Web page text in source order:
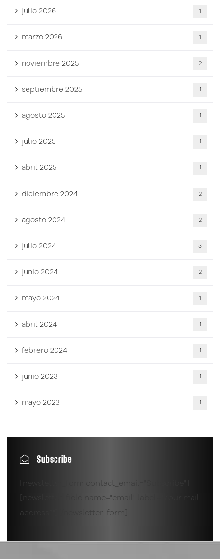
julio 2026 1
marzo 2026 1
noviembre 2025 2
septiembre 2025 1
agosto 2025 1
julio 2025 1
abril 2025 1
diciembre 2024 2
agosto 2024 2
julio 2024 3
junio 2024 2
mayo 2024 1
abril 2024 1
febrero 2024 1
junio 2023 1
mayo 2023 1
Subscribe
[newsletter_form contact_email="Subscribe"]
[newsletter_field name="email" label="Your mail
address*"][/newsletter_form]